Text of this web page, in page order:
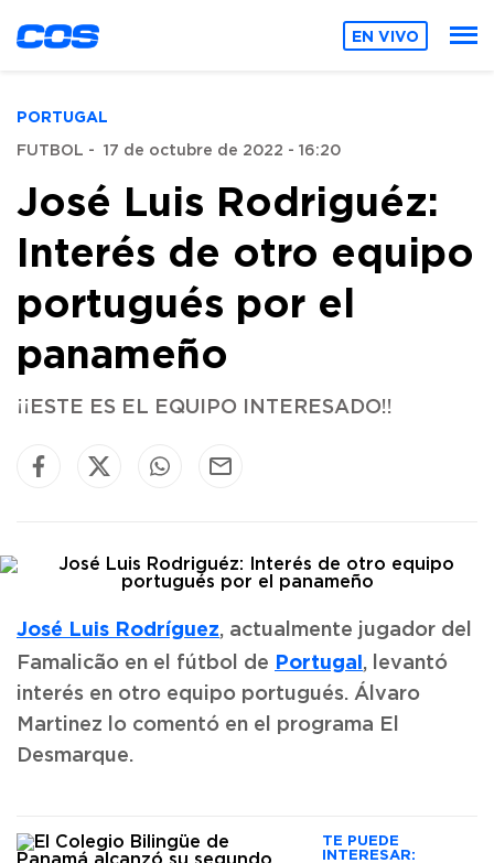
EN VIVO
PORTUGAL
FUTBOL - 17 de octubre de 2022 - 16:20
José Luis Rodriguéz:
Interés de otro equipo
portugués por el
panameño
¡¡ESTE ES EL EQUIPO INTERESADO!!
José Luis Rodríguez, actualmente jugador del
Famalicão en el fútbol de Portugal, levantó
interés en otro equipo portugués. Álvaro
Martinez lo comentó en el programa El
Desmarque.
TE PUEDE
INTERESAR: